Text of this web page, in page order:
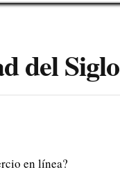
del Siglo
en línea?